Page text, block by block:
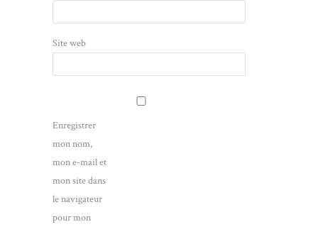
Site web
Enregistrer
mon nom,
mon e-mail et
mon site dans
le navigateur
pour mon